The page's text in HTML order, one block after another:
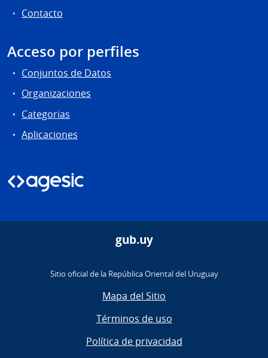
Contacto
Acceso por perfiles
Conjuntos de Datos
Organizaciones
Categorias
Aplicaciones
gub.uy
Sitio oficial de la República Oriental del Uruguay
Mapa del Sitio
Términos de uso
Política de privacidad